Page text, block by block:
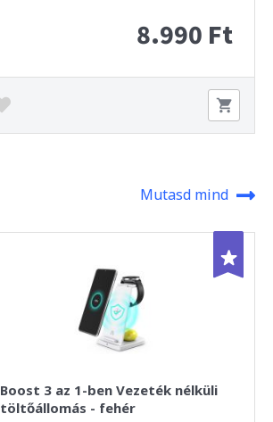
8.990 Ft
Mutasd mind
Boost 3 az 1-ben Vezeték nélküli
töltőállomás - fehér